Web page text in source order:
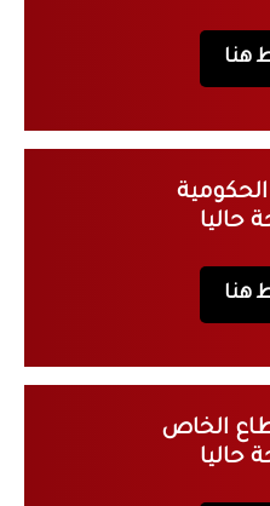
هنا
الحكومية
حاليا
هنا
الخاص
حاليا